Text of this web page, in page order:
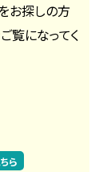
お探しの方
覧になってく
ら